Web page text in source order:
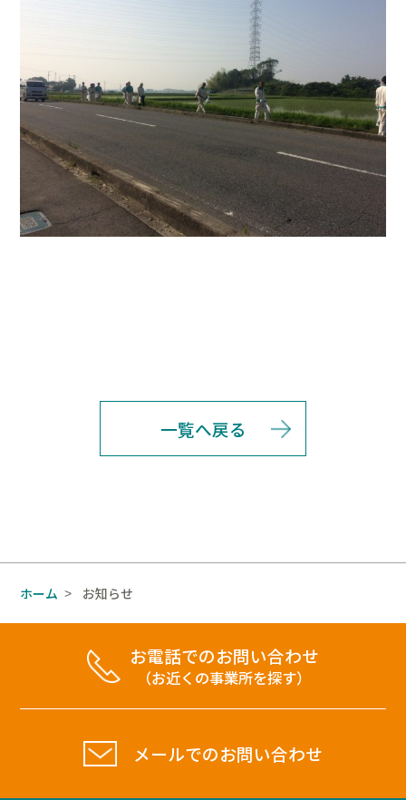
一覧へ戻る
ホーム > お知らせ
お電話でのお問い合わせ
（お近くの事業所を探す）
メールでのお問い合わせ